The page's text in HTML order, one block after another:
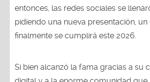
entonces, las redes sociales se
pidiendo una nueva presentación,
finalmente se cumplirá este 2026.
Si bien alcanzó la fama gracias a su